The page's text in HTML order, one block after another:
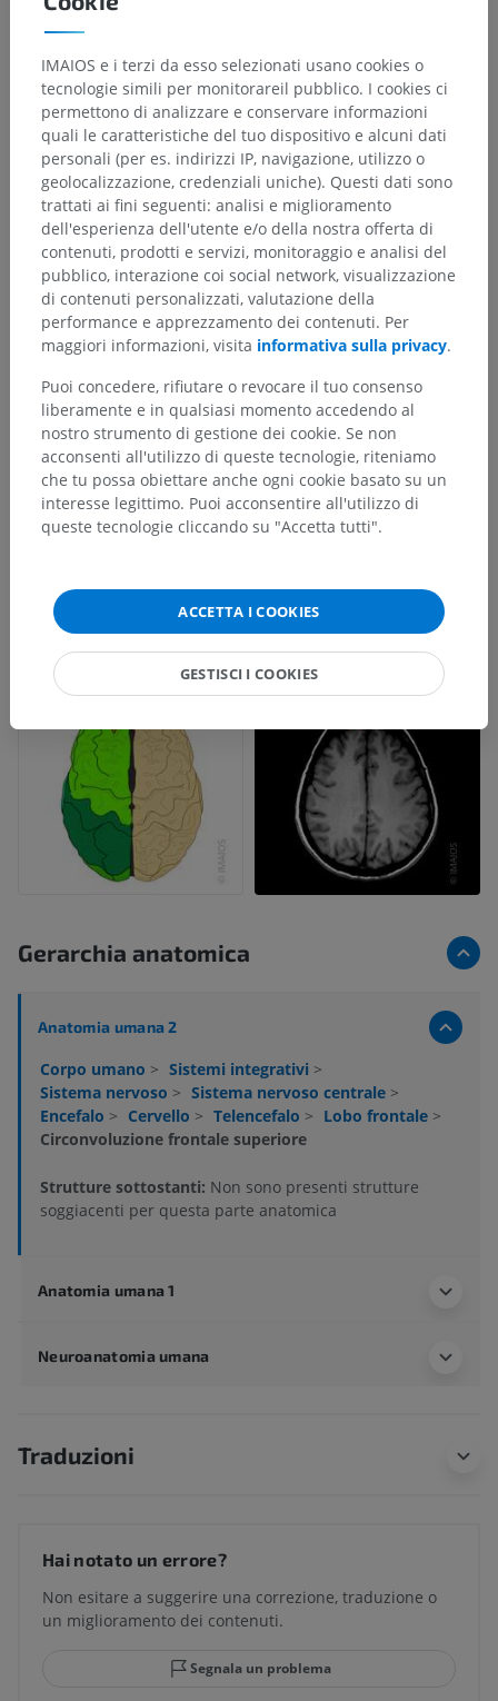
Gerarchia anatomica
Anatomia umana 2
Corpo umano > Sistemi integrativi >
Sistema nervoso > Sistema nervoso centrale >
Encefalo > Cervello > Telencefalo > Lobo frontale >
Circonvoluzione frontale superiore
Strutture sottostanti: Non sono presenti strutture
soggiacenti per questa parte anatomica
Anatomia umana 1
Neuroanatomia umana
Traduzioni
Hai notato un errore?
Non esitare a suggerire una correzione, traduzione o
un miglioramento dei contenuti.
Segnala un problema
IMAIOS e i terzi da esso selezionati usano cookies o
tecnologie simili per monitorareil pubblico. I cookies ci
permettono di analizzare e conservare informazioni
quali le caratteristiche del tuo dispositivo e alcuni dati
personali (per es. indirizzi IP, navigazione, utilizzo o
geolocalizzazione, credenziali uniche). Questi dati sono
trattati ai fini seguenti: analisi e miglioramento
dell'esperienza dell'utente e/o della nostra offerta di
contenuti, prodotti e servizi, monitoraggio e analisi del
pubblico, interazione coi social network, visualizzazione
di contenuti personalizzati, valutazione della
performance e apprezzamento dei contenuti. Per
maggiori informazioni, visita informativa sulla privacy.
Puoi concedere, rifiutare o revocare il tuo consenso
liberamente e in qualsiasi momento accedendo al
nostro strumento di gestione dei cookie. Se non
acconsenti all'utilizzo di queste tecnologie, riteniamo
che tu possa obiettare anche ogni cookie basato su un
interesse legittimo. Puoi acconsentire all'utilizzo di
queste tecnologie cliccando su "Accetta tutti".
ACCETTA I COOKIES
GESTISCI I COOKIES